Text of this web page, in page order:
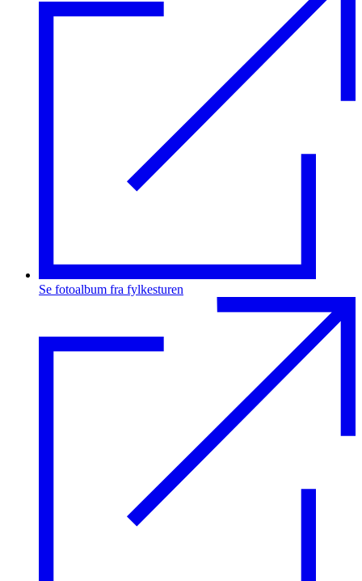
Se fotoalbum fra fylkesturen